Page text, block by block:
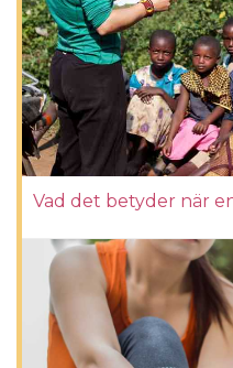
Vad det betyder när